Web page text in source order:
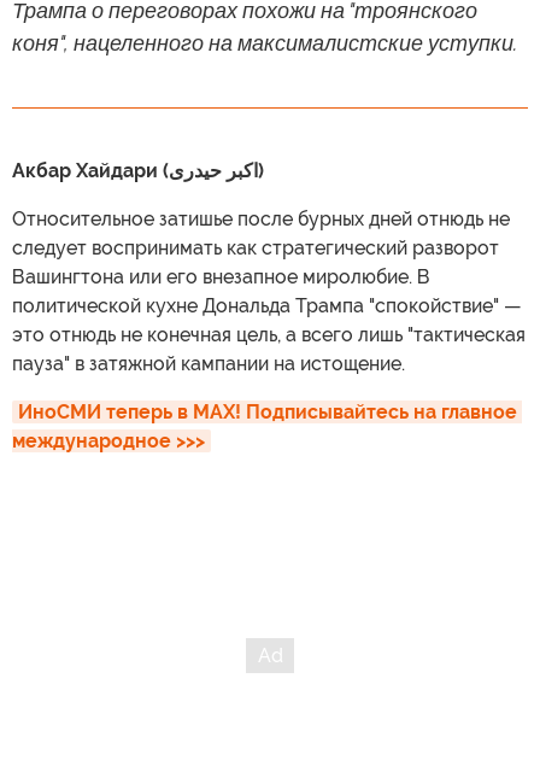
Трампа о переговорах похожи на "троянского
коня", нацеленного на максималистские уступки.
Акбар Хайдари (اکبر حیدری)
Относительное затишье после бурных дней отнюдь не
следует воспринимать как стратегический разворот
Вашингтона или его внезапное миролюбие. В
политической кухне Дональда Трампа "спокойствие" —
это отнюдь не конечная цель, а всего лишь "тактическая
пауза" в затяжной кампании на истощение.
ИноСМИ теперь в MAX! Подписывайтесь на главное
международное >>>